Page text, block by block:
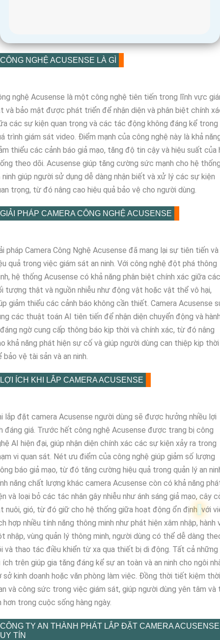
CÔNG NGHỆ ACUSENSE LÀ GÌ
nghệ Acusense là một công nghệ tiên tiến trong lĩnh vực
và bảo mật được phát triển để nhận diện và phân biệt chính
các sự kiện quan trọng và các tác động không đáng kể trong
trình giám sát video. Điểm mạnh của công nghệ này là khả
thiểu các cảnh báo giả mạo, tăng độ tin cậy và hiệu suất của
theo dõi. Acusense giúp tăng cường sức mạnh cho hệ
ninh giúp người sử dụng dễ dàng nhận biết và xử lý các sự kiện
trọng, từ đó nâng cao hiệu quả bảo vệ cho người dùng.
GIẢI PHÁP CAMERA CÔNG NGHỆ ACUSENSE
pháp Camera Công Nghệ Acusense đã mang lại sự tiên tiến và
quả trong việc giám sát an ninh. Với công nghệ đột phá thông
hệ thống Acusense có khả năng phân biệt chính xác giữa các
tượng thật và nguồn nhiễu như động vật hoặc vật thể vô hại,
giảm thiểu các cảnh báo không cần thiết. Camera Acusense
các thuật toán AI tiên tiến để nhận diện chuyển động và
ngờ cung cấp thông báo kịp thời và chính xác, từ đó nâng
khả năng phát hiện sự cố và giúp người dùng can thiệp kịp thời
bảo vệ tài sản và an ninh.
LỢI ÍCH KHI LẮP CAMERA ACUSENSE
lắp đặt camera Acusense người dùng sẽ được hưởng nhiều lợi
đáng giá. Trước hết công nghệ Acusense được trang bị công
AI hiện đại, giúp nhận diện chính xác các sự kiện xảy ra trong
vi quan sát. Nét ưu điểm của công nghệ giúp giảm số lượng
báo giả mạo, từ đó tăng cường hiệu quả trong quản lý an
năng chất lượng khác camera Acusense còn có khả năng
và loại bỏ các tác nhân gây nhiễu như ánh sáng giả mạo, cây
nuôi, gió, từ đó giữ cho hệ thống giữa hoạt động ổn định với
hợp nhiều tính năng thông minh như phát hiện xâm nhập, hành
nhập, vùng quản lý thông minh, người dùng có thể dễ dàng
và thao tác điều khiển từ xa qua thiết bị di động. Tất cả những
ích trên giúp gia tăng đáng kể sự an toàn và an ninh cho ngôi
sở kinh doanh hoặc văn phòng làm việc. Đồng thời tiết kiệm thời
và công sức trong việc giám sát, giúp người dùng yên tâm và
hơn trong cuộc sống hàng ngày.
CÔNG TY AN THÀNH PHÁT LẮP ĐẶT CAMERA ACUSENSE
UY TÍN